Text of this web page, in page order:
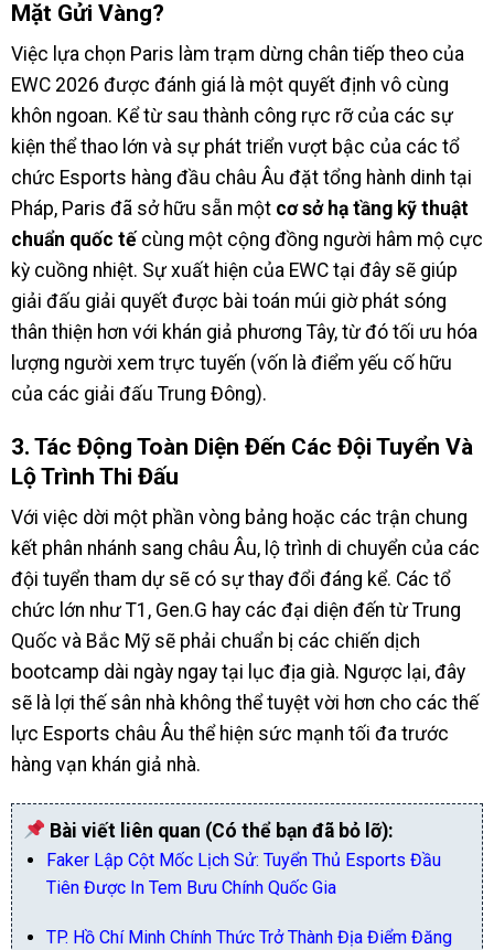
Mặt Gửi Vàng?
Việc lựa chọn Paris làm trạm dừng chân tiếp theo của
EWC 2026 được đánh giá là một quyết định vô cùng
khôn ngoan. Kể từ sau thành công rực rỡ của các sự
kiện thể thao lớn và sự phát triển vượt bậc của các tổ
chức Esports hàng đầu châu Âu đặt tổng hành dinh tại
Pháp, Paris đã sở hữu sẵn một cơ sở hạ tầng kỹ thuật
chuẩn quốc tếcùng một cộng đồng người hâm mộ cực
kỳ cuồng nhiệt. Sự xuất hiện của EWC tại đây sẽ giúp
giải đấu giải quyết được bài toán múi giờ phát sóng
thân thiện hơn với khán giả phương Tây, từ đó tối ưu hóa
lượng người xem trực tuyến (vốn là điểm yếu cố hữu
của các giải đấu Trung Đông).
3. Tác Động Toàn Diện Đến Các Đội Tuyển Và
Lộ Trình Thi Đấu
Với việc dời một phần vòng bảng hoặc các trận chung
kết phân nhánh sang châu Âu, lộ trình di chuyển của các
đội tuyển tham dự sẽ có sự thay đổi đáng kể. Các tổ
chức lớn như T1, Gen.G hay các đại diện đến từ Trung
Quốc và Bắc Mỹ sẽ phải chuẩn bị các chiến dịch
bootcamp dài ngày ngay tại lục địa già. Ngược lại, đây
sẽ là lợi thế sân nhà không thể tuyệt vời hơn cho các thế
lực Esports châu Âu thể hiện sức mạnh tối đa trước
hàng vạn khán giả nhà.
Bài viết liên quan (Có thể bạn đã bỏ lỡ):
Faker Lập Cột Mốc Lịch Sử: Tuyển Thủ Esports Đầu
Tiên Được In Tem Bưu Chính Quốc Gia
TP. Hồ Chí Minh Chính Thức Trở Thành Địa Điểm Đăng